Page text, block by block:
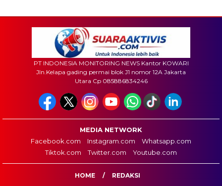
PT INDONESIA MONITORING NEWS Kantor KOWARI
Jln.Kelapa gading permai blok J1 nomor 12A Jakarta
Utara Cp 085886834246
MEDIA NETWORK
Facebook.com
Instagram.com
Whatsapp.com
Tiktok.com
Twitter.com Youtube.com
HOME REDAKSI